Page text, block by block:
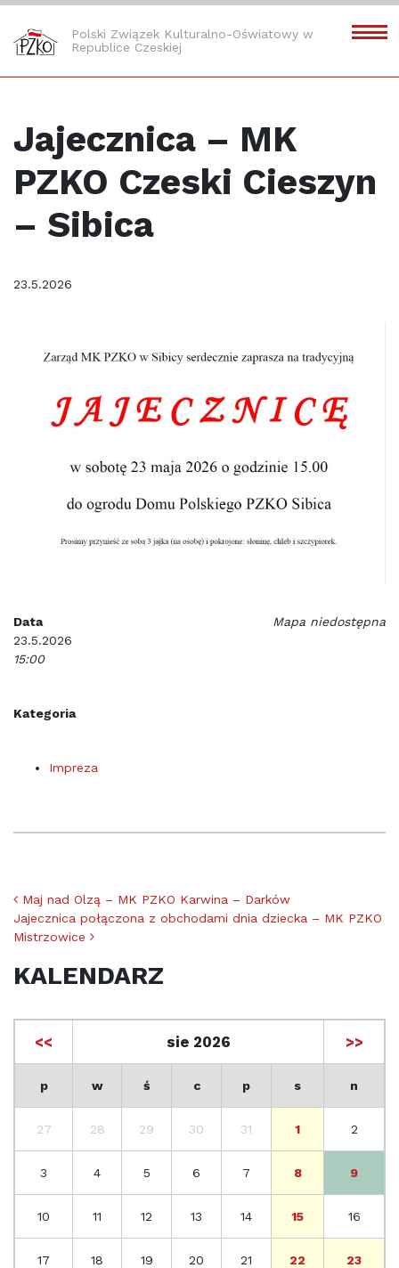
Polski Związek Kulturalno-Oświatowy w
Republice Czeskiej
Jajecznica – MK
PZKO Czeski Cieszyn
– Sibica
23.5.2026
Mapa niedostępna
Data
23.5.2026
15:00
Kategoria
Impreza
Nawigacja po artykułach
Maj nad Olzą – MK PZKO Karwina – Darków
Jajecznica połączona z obchodami dnia dziecka – MK PZKO
Mistrzowice
KALENDARZ
<< sie 2026 >>
p w ś c p s n
27 28 29 30 31 1 2
3 4 5 6 7 8 9
10 11 12 13 14 15 16
17 18 19 20 21 22 23